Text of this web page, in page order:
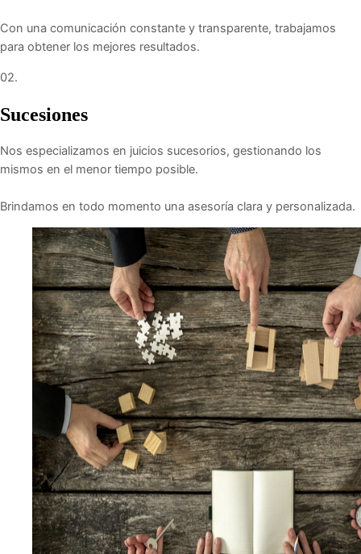
Con una comunicación constante y transparente, trabajamos
para obtener los mejores resultados.
02.
Sucesiones
Nos especializamos en juicios sucesorios, gestionando los
mismos en el menor tiempo posible.
Brindamos en todo momento una asesoría clara y personalizada.